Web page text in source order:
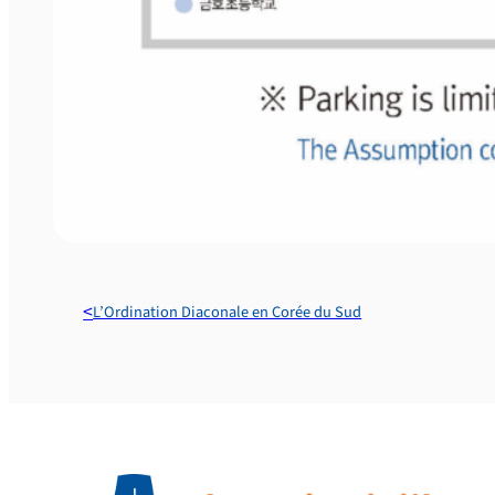
L’Ordination Diaconale en Corée du Sud